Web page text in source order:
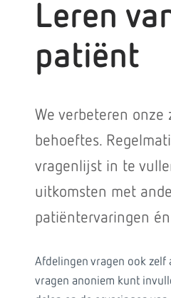
Leren
patiënt
We verbeteren
behoeftes.
vragenlijst in te
uitkomsten met
patiëntervaringen
Afdelingen vragen ook zelf
vragen anoniem kunt